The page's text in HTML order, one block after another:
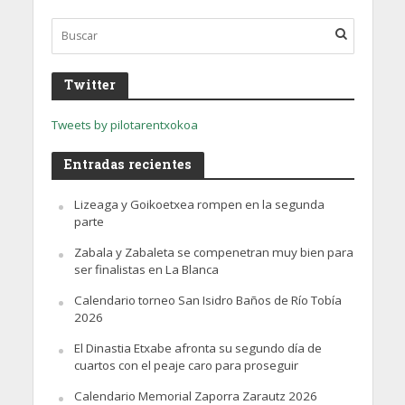
Twitter
Tweets by pilotarentxokoa
Entradas recientes
Lizeaga y Goikoetxea rompen en la segunda
parte
Zabala y Zabaleta se compenetran muy bien para
ser finalistas en La Blanca
Calendario torneo San Isidro Baños de Río Tobía
2026
El Dinastia Etxabe afronta su segundo día de
cuartos con el peaje caro para proseguir
Calendario Memorial Zaporra Zarautz 2026